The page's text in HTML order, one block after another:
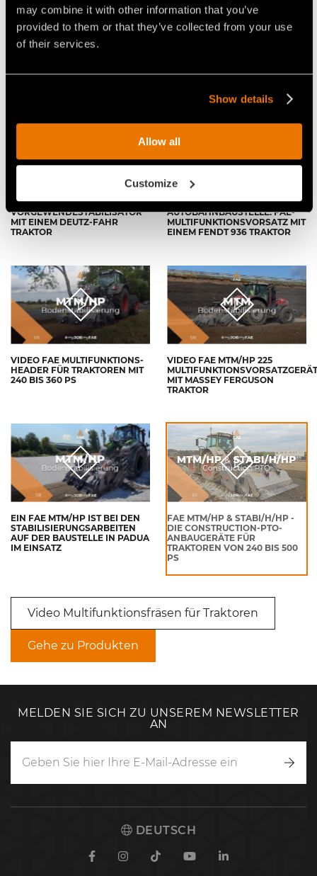
may combine it with other information that you’ve
provided to them or that they’ve collected from your use
of their services.
Show details
Allow all
Customize
Video Multifunktionsfräsen für
MULTIFUNKTIONALER
VORGEWENDESTABILISATOR
MIT EINEM DEUTZ-FAHR
TRAKTOR
VIDEO STABILISATOR IM
EINSATZ AUF EINER
AUTOBAHNBAUSTELLE: FAE-
MULTIFUNKTIONSVORSATZ MIT
EINEM FENDT 936 TRAKTOR
VIDEO FAE MULTIFUNKTIONS-
HEADER FÜR TRAKTOREN MIT
240 BIS 360 PS
VIDEO FAE MTM/HP 225
MULTIFUNKTIONSVORSATZGERÄT
MIT MASSEY FERGUSON
TRAKTOR
EIN FAE MTM/HP IST BEI DEN
STABILISIERUNGSARBEITEN
AUF DER BAUSTELLE IN PADUA
IM EINSATZ
FAE MTM/HP & STABI/H/HP -
DIE CONSTRUCTION-PTO-
ANBAUGERÄTE FÜR
TRAKTOREN VON 240 BIS 500
PS
Video Multifunktionsfräsen für Traktoren
Gehe zu Produkten
MELDEN SIE SICH ZU UNSEREM NEWSLETTER
AN
DEUTSCH
FacebookInstagram
TikTokYoutubeLinkedin